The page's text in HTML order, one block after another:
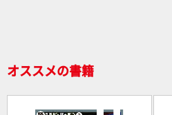
オススメの書籍